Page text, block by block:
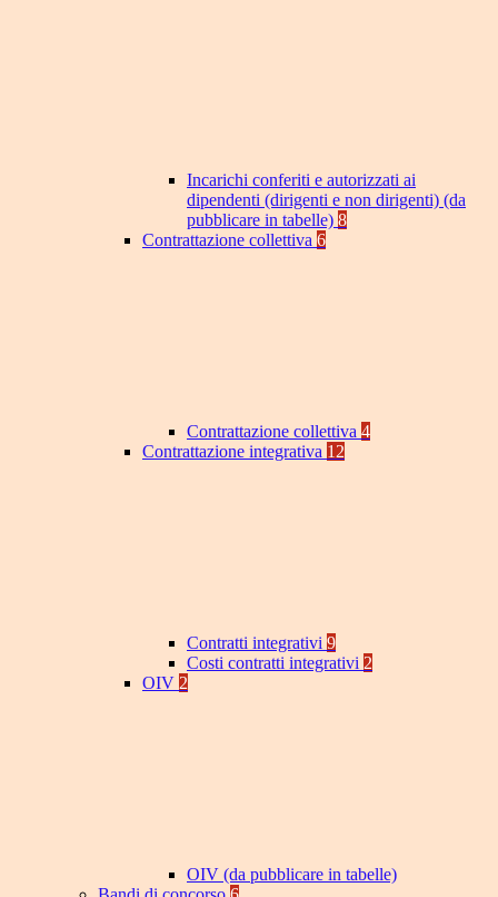
Incarichi conferiti e autorizzati ai
dipendenti (dirigenti e non dirigenti) (da
pubblicare in tabelle) 8
Contrattazione collettiva 6
Contrattazione collettiva 4
Contrattazione integrativa 12
Contratti integrativi 9
Costi contratti integrativi 2
OIV 2
OIV (da pubblicare in tabelle)